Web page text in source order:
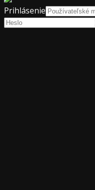
Prihlásenie